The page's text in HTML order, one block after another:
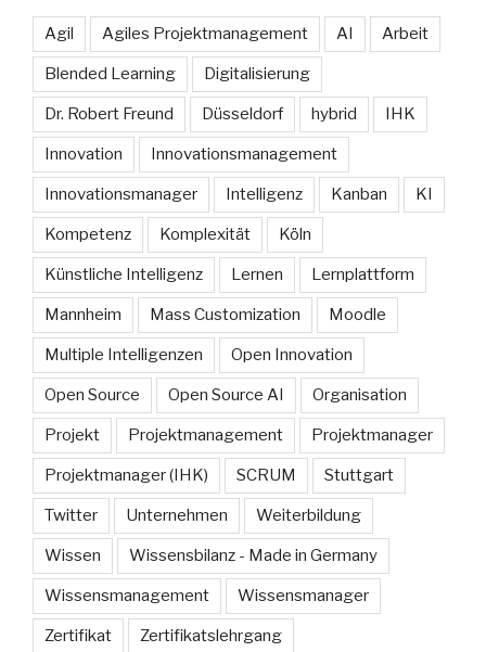
Agil Agiles Projektmanagement AI Arbeit
Blended Learning Digitalisierung
Dr. Robert Freund Düsseldorf hybrid IHK
Innovation Innovationsmanagement
Innovationsmanager Intelligenz Kanban KI
Kompetenz Komplexität Köln
Künstliche Intelligenz Lernen Lernplattform
Mannheim Mass Customization Moodle
Multiple Intelligenzen Open Innovation
Open Source Open Source AI Organisation
Projekt Projektmanagement Projektmanager
Projektmanager (IHK) SCRUM Stuttgart
Twitter Unternehmen Weiterbildung
Wissen Wissensbilanz - Made in Germany
Wissensmanagement Wissensmanager
Zertifikat Zertifikatslehrgang